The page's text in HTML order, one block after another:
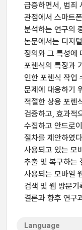
급증하면서, 범죄
관점에서 스마트
분석하는 연구의
논문에서는 디지
정의와 그 특성에
포렌식의 특징과
인한 포렌식 작업
문제에 대응하기
적절한 상용 포렌
검증하고, 효과적
수집하고 안드로
절차를 제안하였
사용되고 있는 모
추출 및 복구하는
사용되는 모바일
검색 및 웹 방문
결론과 향후 연구
Language